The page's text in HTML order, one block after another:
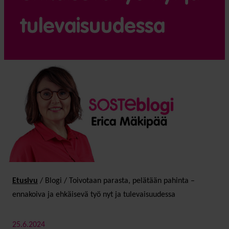
tulevaisuudessa
Etusivu / Blogi /
Toivotaan parasta, pelätään pahinta –
ennakoiva ja ehkäisevä työ nyt ja tulevaisuudessa
25.6.2024